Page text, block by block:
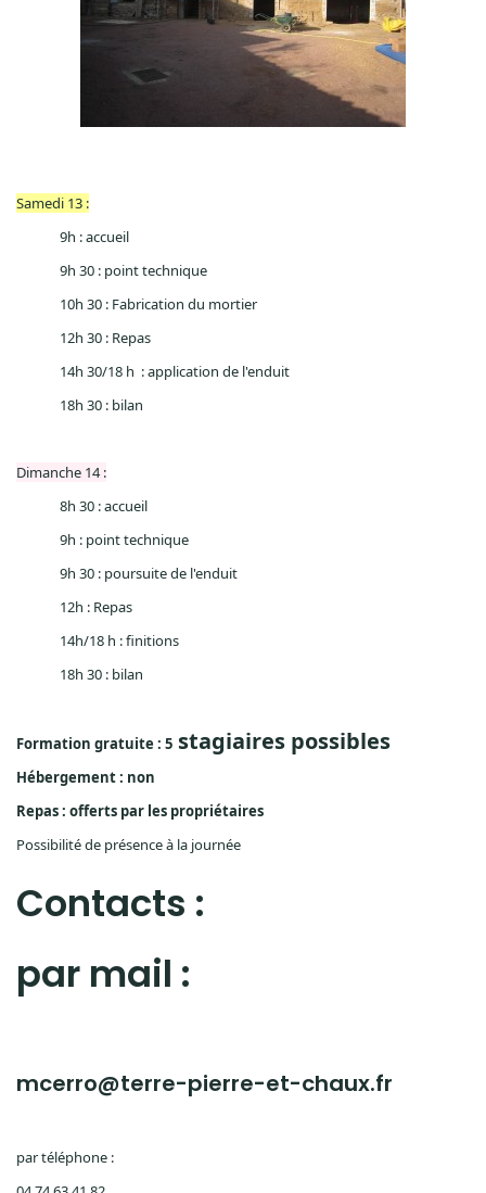
Samedi 13 :
9h : accueil
9h 30 : point technique
10h 30 : Fabrication du mortier
12h 30 : Repas
14h 30/18 h : application de l'enduit
18h 30 : bilan
Dimanche 14 :
8h 30 : accueil
9h : point technique
9h 30 : poursuite de l'enduit
12h : Repas
14h/18 h : finitions
18h 30 : bilan
Formation gratuite : 5 stagiaires possibles
Hébergement : non
Repas : offerts par les propriétaires
Possibilité de présence à la journée
Contacts :
par mail :
mcerro@terre-pierre-et-chaux.fr
par téléphone :